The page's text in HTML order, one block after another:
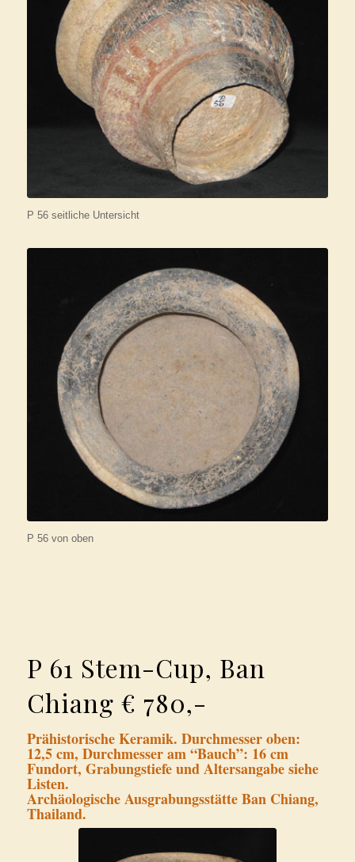
P 56 seitliche Untersicht
P 56 von oben
P 61 Stem-Cup, Ban
Chiang € 780,-
Prähistorische Keramik. Durchmesser oben:
12,5 cm, Durchmesser am “Bauch”: 16 cm
Fundort, Grabungstiefe und Altersangabe siehe
Listen.
Archäologische Ausgrabungsstätte Ban Chiang,
Thailand.